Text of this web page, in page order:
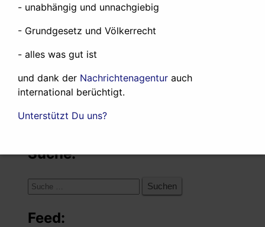
Der Iran wird zu einem Verlierer des
Westasienkrieges 19. Juli 2026
Was ich und Radio Utopie so machen
Mai 2026
Any government in the world could expel
Nations. None does.
Suche:
Suche
Feed:
- unabhängig und unnachgiebig
- Grundgesetz und Völkerrecht
- alles was gut ist
und dank der Nachrichtenagentur auch
international berüchtigt.
Unterstützt Du uns?